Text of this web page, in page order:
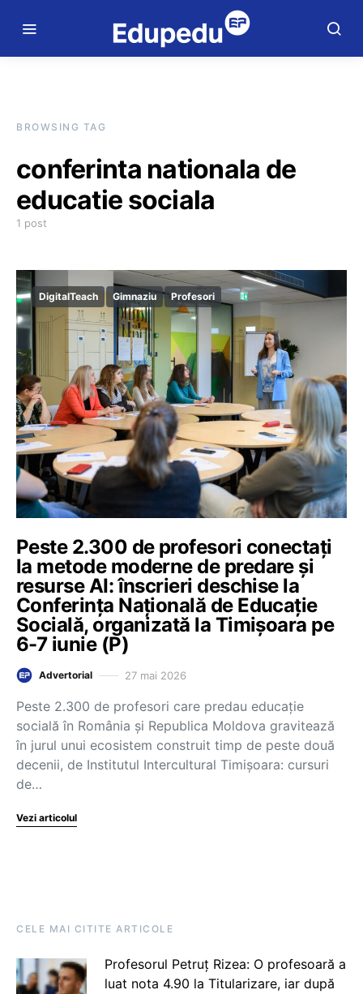
BROWSING TAG
conferinta nationala de
educatie sociala
1 post
DigitalTeach Gimnaziu Profesori
Peste 2.300 de profesori conectați
la metode moderne de predare și
resurse AI: înscrieri deschise la
Conferința Națională de Educație
Socială, organizată la Timișoara pe
6-7 iunie (P)
Advertorial 27 mai 2026
Peste 2.300 de profesori care predau educație
socială în România și Republica Moldova gravitează
în jurul unui ecosistem construit timp de peste două
decenii, de Institutul Intercultural Timișoara: cursuri
de…
Vezi articolul
CELE MAI CITITE ARTICOLE
Profesorul Petruț Rizea: O profesoară a
luat nota 4.90 la Titularizare, iar după